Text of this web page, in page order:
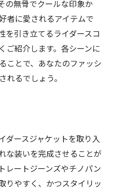
の無骨でクールな印象か
者に愛されるアイテムで
を引き立てるライダースコ
ご紹介します。各シーンに
ことで、あなたのファッシ
れるでしょう。
ダースジャケットを取り入
な装いを完成させることが
レートジーンズやチノパン
りやすく、かつスタイリッ